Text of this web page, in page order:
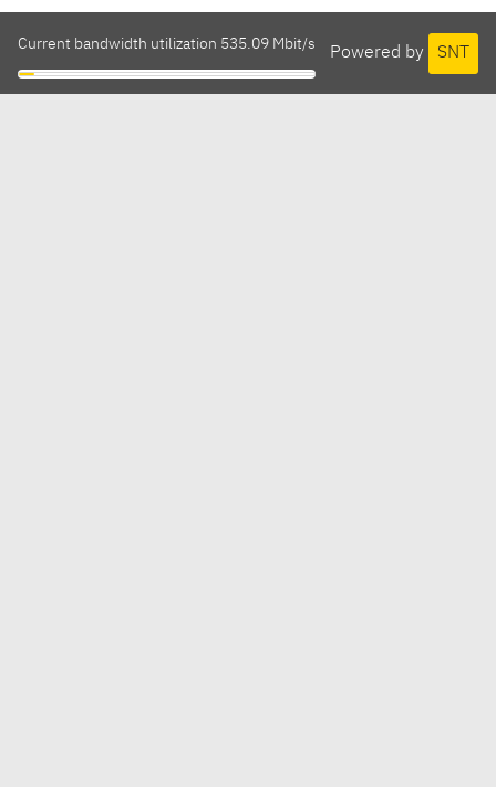
Powered by SNT
Current bandwidth utilization 535.09 Mbit/s